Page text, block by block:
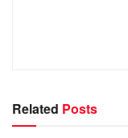
Related Posts